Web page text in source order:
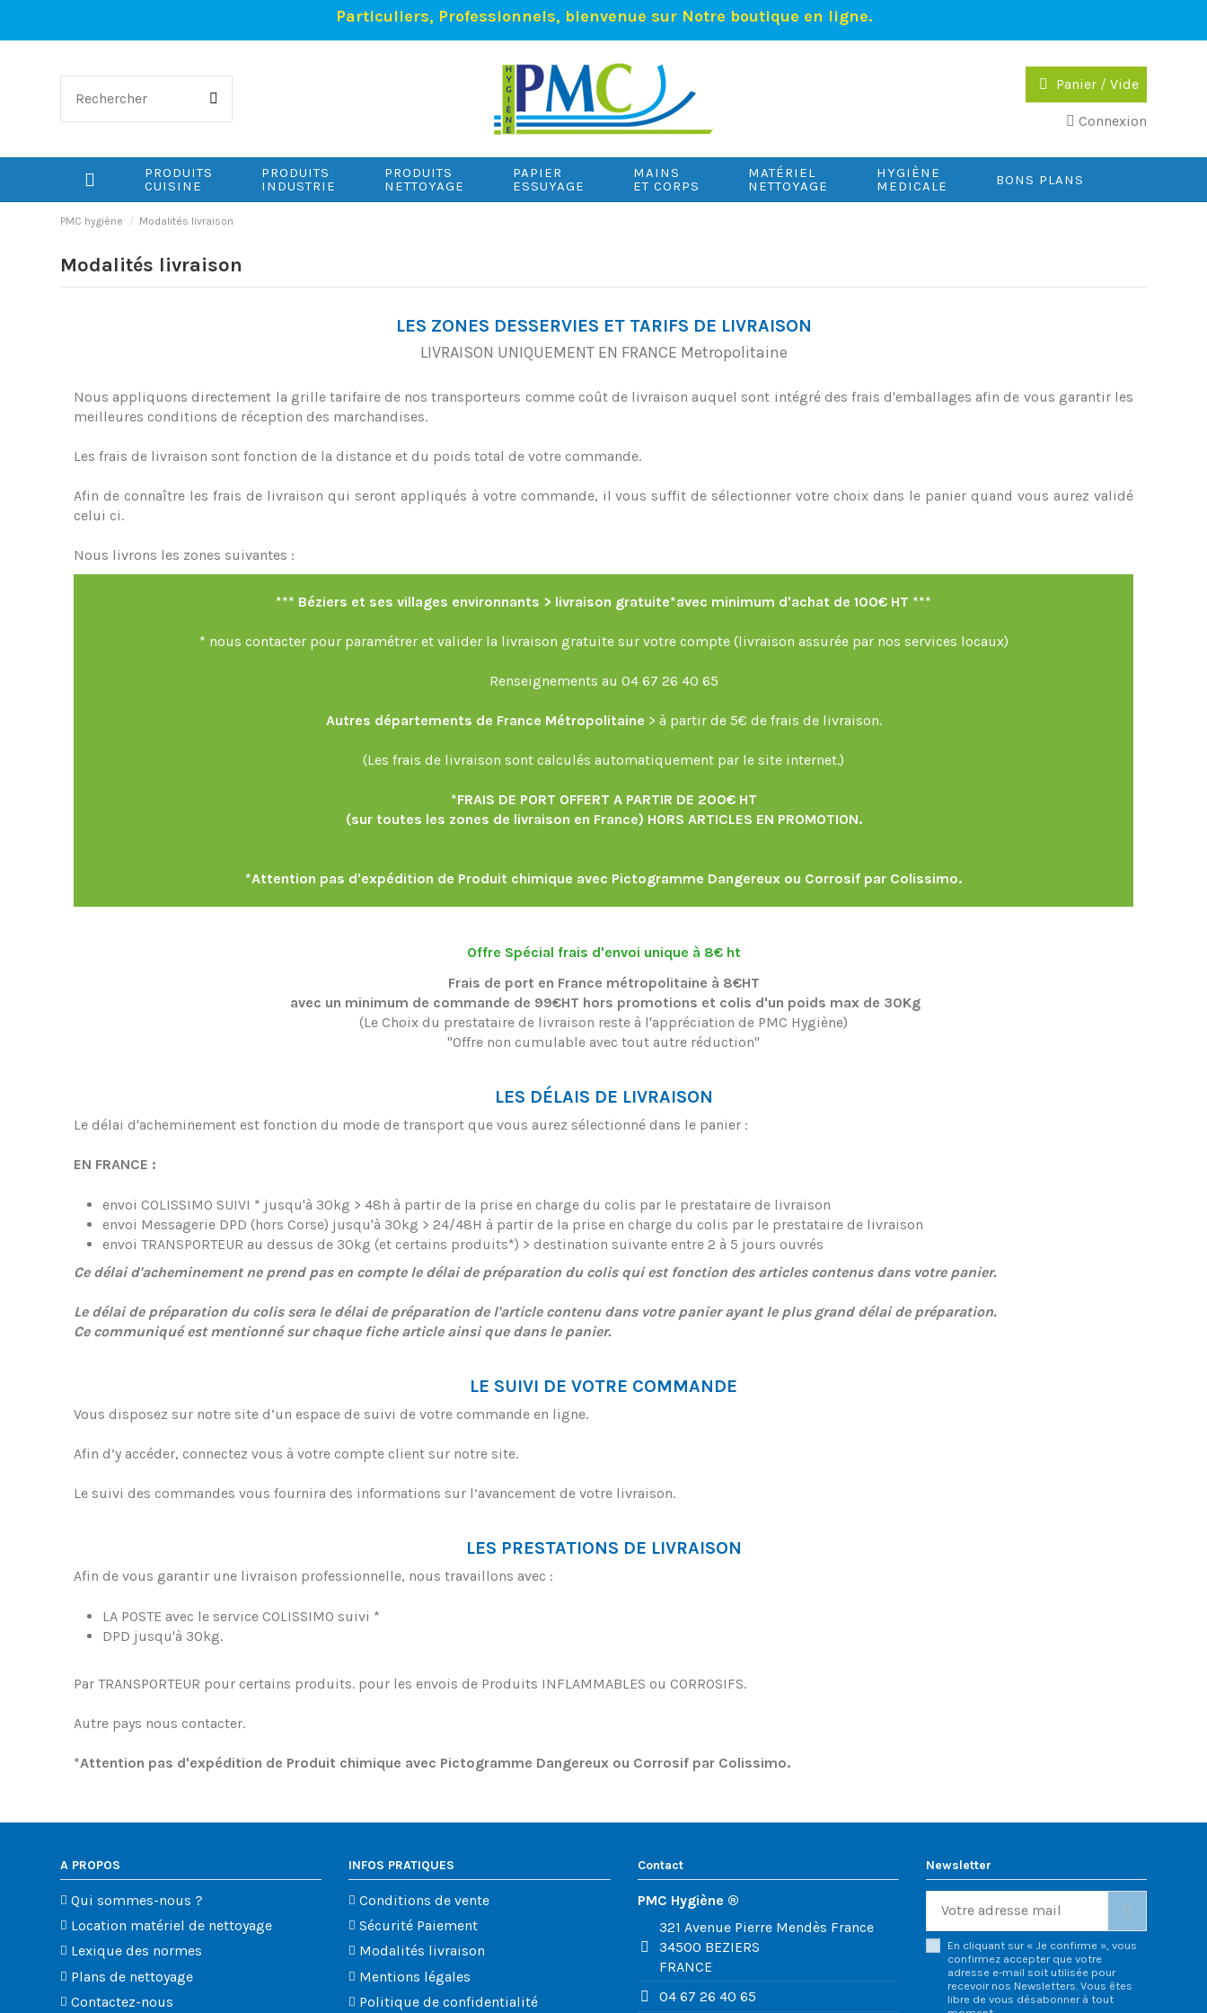
Particuliers, Professionnels, bienvenue sur Notre boutique en ligne.
Panier / Vide
Connexion
PRODUITS
CUISINE
PRODUITS
INDUSTRIE
PRODUITS
NETTOYAGE
PAPIER
ESSUYAGE
MAINS
ET CORPS
MATÉRIEL
NETTOYAGE
HYGIÈNE
MEDICALE
BONS PLANS
PMC hygiène Modalités livraison
Modalités livraison
LES ZONES DESSERVIES ET TARIFS DE LIVRAISON
LIVRAISON UNIQUEMENT EN FRANCE Metropolitaine
Nous appliquons directement la grille tarifaire de nos transporteurs comme coût de livraison auquel sont intégré des frais d'emballages afin de vous garantir les
meilleures conditions de réception des marchandises.
Les frais de livraison sont fonction de la distance et du poids total de votre commande.
Afin de connaître les frais de livraison qui seront appliqués à votre commande, il vous suffit de sélectionner votre choix dans le panier quand vous aurez validé
celui ci.
Nous livrons les zones suivantes :
*** Béziers et ses villages environnants > livraison gratuite*avec minimum d'achat de 100€ HT ***
* nous contacter pour paramétrer et valider la livraison gratuite sur votre compte (livraison assurée par nos services locaux)
Renseignements au 04 67 26 40 65
Autres départements de France Métropolitaine > à partir de 5€ de frais de livraison.
(Les frais de livraison sont calculés automatiquement par le site internet.)
*FRAIS DE PORT OFFERT A PARTIR DE 200€ HT
(sur toutes les zones de livraison en France) HORS ARTICLES EN PROMOTION.
*Attention pas d'expédition de Produit chimique avec Pictogramme Dangereux ou Corrosif par Colissimo.
Offre Spécial frais d'envoi unique à 8€ ht
Frais de port en France métropolitaine à 8€HT
avec un minimum de commande de 99€HT hors promotions et colis d'un poids max de 30Kg
(Le Choix du prestataire de livraison reste à l'appréciation de PMC Hygiène)
"Offre non cumulable avec tout autre réduction"
LES DÉLAIS DE LIVRAISON
Le délai d'acheminement est fonction du mode de transport que vous aurez sélectionné dans le panier :
EN FRANCE :
envoi COLISSIMO SUIVI * jusqu'à 30kg > 48h à partir de la prise en charge du colis par le prestataire de livraison
envoi Messagerie DPD (hors Corse) jusqu'à 30kg > 24/48H à partir de la prise en charge du colis par le prestataire de livraison
envoi TRANSPORTEUR au dessus de 30kg (et certains produits*) > destination suivante entre 2 à 5 jours ouvrés
Ce délai d'acheminement ne prend pas en compte le délai de préparation du colis qui est fonction des articles contenus dans votre panier.
Le délai de préparation du colis sera le délai de préparation de l'article contenu dans votre panier ayant le plus grand délai de préparation.
Ce communiqué est mentionné sur chaque fiche article ainsi que dans le panier.
LE SUIVI DE VOTRE COMMANDE
Vous disposez sur notre site d’un espace de suivi de votre commande en ligne.
Afin d’y accéder, connectez vous à votre compte client sur notre site.
Le suivi des commandes vous fournira des informations sur l’avancement de votre livraison.
LES PRESTATIONS DE LIVRAISON
Afin de vous garantir une livraison professionnelle, nous travaillons avec :
LA POSTE avec le service COLISSIMO suivi *
DPD jusqu'à 30kg.
Par TRANSPORTEUR pour certains produits. pour les envois de Produits INFLAMMABLES ou CORROSIFS.
Autre pays nous contacter.
*Attention pas d'expédition de Produit chimique avec Pictogramme Dangereux ou Corrosif par Colissimo.
A PROPOS
Qui sommes-nous ?
Location matériel de nettoyage
Lexique des normes
Plans de nettoyage
Contactez-nous
INFOS PRATIQUES
Conditions de vente
Sécurité Paiement
Modalités livraison
Mentions légales
Politique de confidentialité
Contact
PMC Hygiène ®
321 Avenue Pierre Mendès France
34500 BEZIERS
FRANCE
04 67 26 40 65
Newsletter
En cliquant sur « Je confirme », vous
confirmez accepter que votre
adresse e-mail soit utilisée pour
recevoir nos Newsletters. Vous êtes
libre de vous désabonner à tout